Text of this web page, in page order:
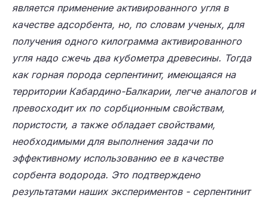
является применение активированного угля в
качестве адсорбента, но, по словам ученых, для
получения одного килограмма активированного
угля надо сжечь два кубометра древесины. Тогда
как горная порода серпентинит, имеющаяся на
территории Кабардино-Балкарии, легче аналогов и
превосходит их по сорбционным свойствам,
пористости, а также обладает свойствами,
необходимыми для выполнения задачи по
эффективному использованию ее в качестве
сорбента водорода. Это подтверждено
результатами наших экспериментов - серпентинит